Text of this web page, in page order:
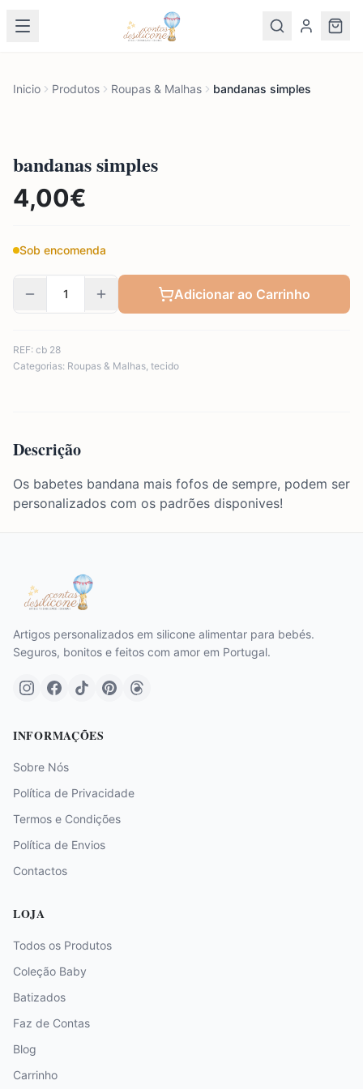
Inicio Produtos Roupas & Malhas bandanas simples
bandanas simples
4,00€
Sob encomenda
Adicionar ao Carrinho
REF: cb 28
Categorias: Roupas & Malhas, tecido
Descrição
Os babetes bandana mais fofos de sempre, podem ser
personalizados com os padrões disponives!
Artigos personalizados em silicone alimentar para bebés.
Seguros, bonitos e feitos com amor em Portugal.
INFORMAÇÕES
Sobre Nós
Política de Privacidade
Termos e Condições
Política de Envios
Contactos
LOJA
Todos os Produtos
Coleção Baby
Batizados
Faz de Contas
Blog
Carrinho